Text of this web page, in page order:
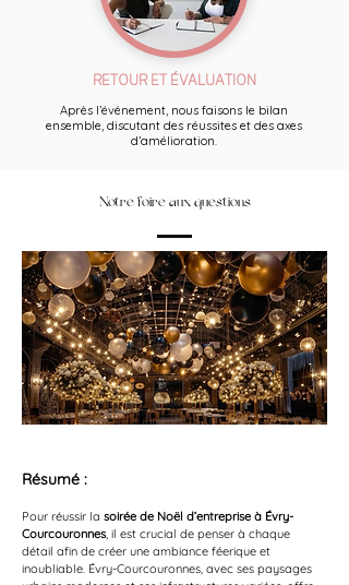
RETOUR ET ÉVALUATION
Après l’événement, nous faisons le bilan
ensemble, discutant des réussites et des axes
d’amélioration.
Notre foire aux questions
Résumé :
Pour réussir la soirée de Noël d’entreprise à Évry-
Courcouronnes, il est crucial de penser à chaque
détail afin de créer une ambiance féerique et
inoubliable. Évry-Courcouronnes, avec ses paysages